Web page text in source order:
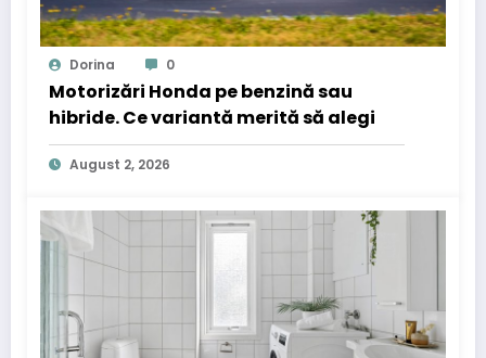
Dorina 0
Motorizări Honda pe benzină sau
hibride. Ce variantă merită să alegi
August 2, 2026